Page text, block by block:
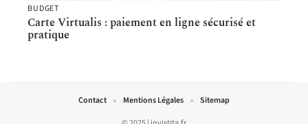
BUDGET
Carte Virtualis : paiement en ligne sécurisé et
pratique
Contact Mentions Légales Sitemap